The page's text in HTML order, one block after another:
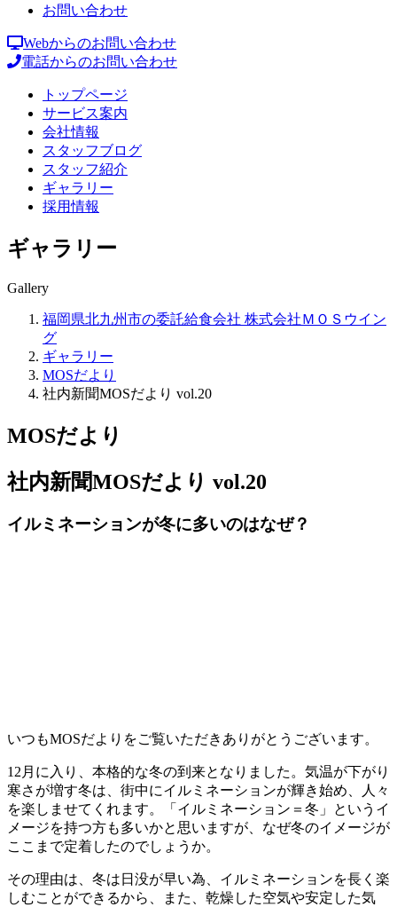
お問い合わせ
Webからのお問い合わせ
電話からのお問い合わせ
トップページ
サービス案内
会社情報
スタッフブログ
スタッフ紹介
ギャラリー
採用情報
ギャラリー
Gallery
福岡県北九州市の委託給食会社 株式会社ＭＯＳウイン
グ
ギャラリー
MOSだより
社内新聞MOSだより vol.20
MOSだより
社内新聞MOSだより vol.20
イルミネーションが冬に多いのはなぜ？
いつもMOSだよりをご覧いただきありがとうございます。
12月に入り、本格的な冬の到来となりました。気温が下がり
寒さが増す冬は、街中にイルミネーションが輝き始め、人々
を楽しませてくれます。「イルミネーション＝冬」というイ
メージを持つ方も多いかと思いますが、なぜ冬のイメージが
ここまで定着したのでしょうか。
その理由は、冬は日没が早い為、イルミネーションを長く楽
しむことができるから、また、乾燥した空気や安定した気